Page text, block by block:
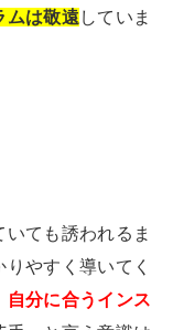
ムは敬遠 していま
ても誘われるま
やすく導いてく
自分に合うインス